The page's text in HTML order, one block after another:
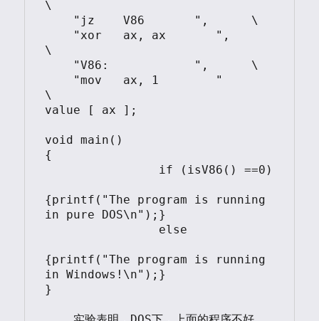
\
\
\
value [ ax ];
void main()
{
{printf("The program is running
in pure DOS\n");}
{printf("The program is running
in Windows!\n");}
}